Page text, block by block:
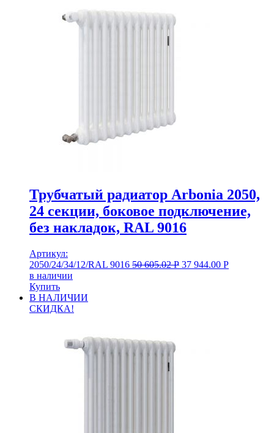
Трубчатый радиатор Arbonia 2050,
24 секции, боковое подключение,
без накладок, RAL 9016
Артикул:
2050/24/34/12/RAL 9016 50 605.02Р 37 944.00 Р
в наличии
Купить
В НАЛИЧИИ
СКИДКА!